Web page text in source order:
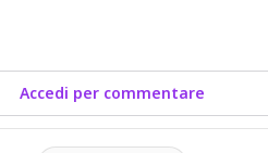
Accedi per commentare